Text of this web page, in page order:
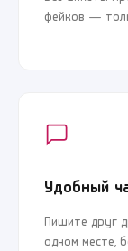
фейков —
Удобный
Пишите друг
одном месте,